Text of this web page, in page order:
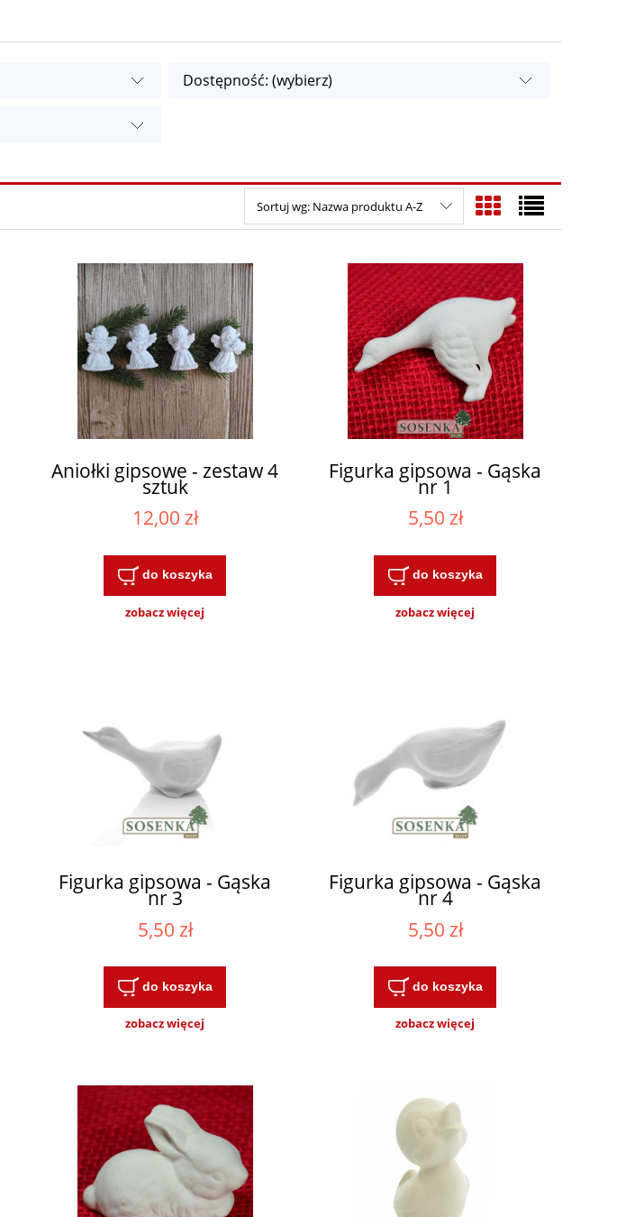
Dostępność: (wybierz)
Sortuj wg: Nazwa produktu A-Z
Aniołki gipsowe - zestaw 4
sztuk
12,00 zł
do koszyka
zobacz więcej
Figurka gipsowa - Gąska
nr 1
5,50 zł
do koszyka
zobacz więcej
Figurka gipsowa - Gąska
nr 3
5,50 zł
do koszyka
zobacz więcej
Figurka gipsowa - Gąska
nr 4
5,50 zł
do koszyka
zobacz więcej